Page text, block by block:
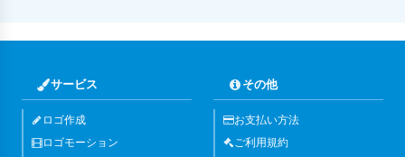
サービス
ロゴ作成
ロゴモーション
その他
お支払い方法
ご利用規約